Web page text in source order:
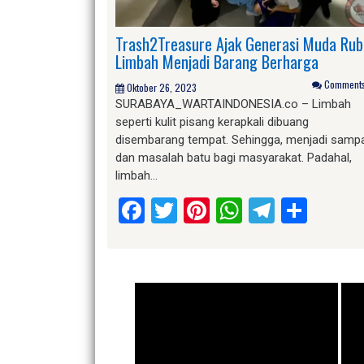
Trash2Treasure Ajak Generasi Muda
Limbah Menjadi Barang Berharga
Oktober 26, 2023
SURABAYA_WARTAINDONESIA.co – Limbah
seperti kulit pisang kerapkali dibuang
disembarang tempat. Sehingga, menjadi
dan masalah batu bagi masyarakat. Padahal,
limbah…
Facebook
Twitter
Pinterest
WhatsApp
Telegram